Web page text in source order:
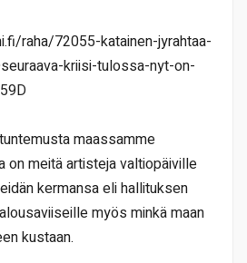
raha/72055-katainen-jyrahtaa-
kriisi-tulossa-nyt-on-
maassamme
on meitä artisteja valtiopäiville
kermansa eli hallituksen
myös minkä maan
kustaan.